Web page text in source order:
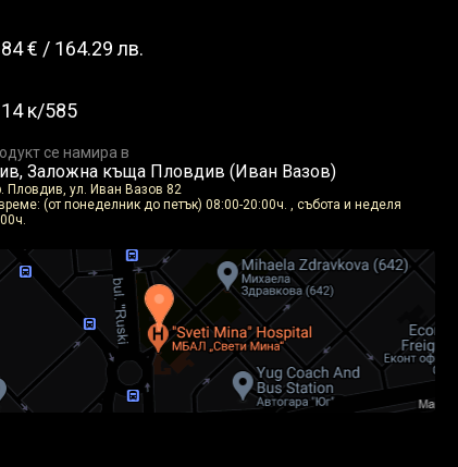
84 € / 164.29 лв.
к/585
се намира в
Заложна къща Пловдив (Иван Вазов)
Пловдив, ул. Иван Вазов 82
(от понеделник до петък) 08:00-20:00ч. , събота и неделя